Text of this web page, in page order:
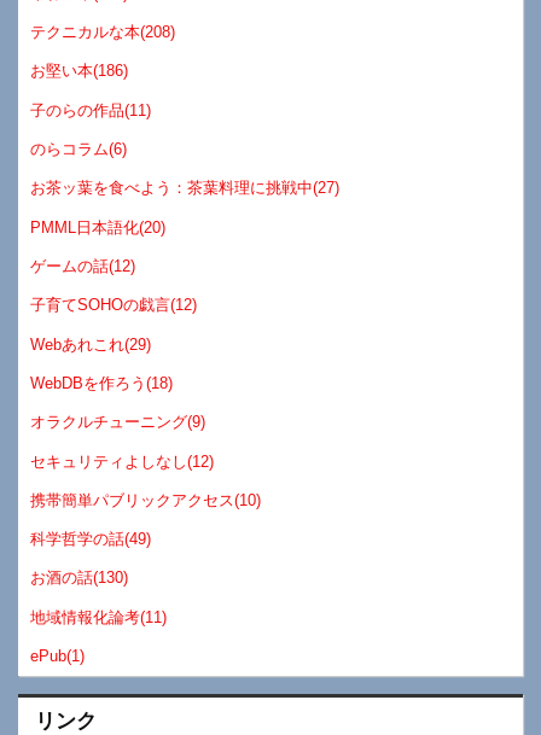
テクニカルな本(208)
お堅い本(186)
子のらの作品(11)
のらコラム(6)
お茶ッ葉を食べよう：茶葉料理に挑戦中(27)
PMML日本語化(20)
ゲームの話(12)
子育てSOHOの戯言(12)
Webあれこれ(29)
WebDBを作ろう(18)
オラクルチューニング(9)
セキュリティよしなし(12)
携帯簡単パブリックアクセス(10)
科学哲学の話(49)
お酒の話(130)
地域情報化論考(11)
ePub(1)
リンク